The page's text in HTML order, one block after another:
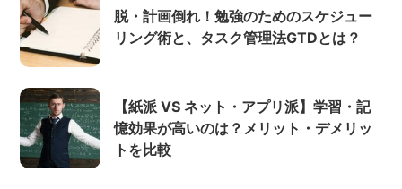
脱・計画倒れ！勉強のためのスケジュー
リング術と、タスク管理法GTDとは？
【紙派 VS ネット・アプリ派】学習・記
憶効果が高いのは？メリット・デメリッ
トを比較